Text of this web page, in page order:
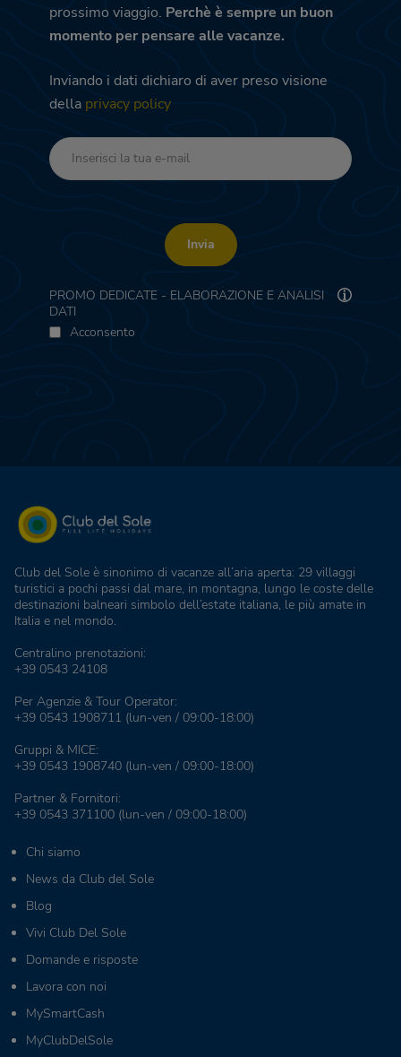
prossimo viaggio. Perchè è sempre un buon
momento per pensare alle vacanze.
Inviando i dati dichiaro di aver preso visione
della privacy policy
Invia
PROMO DEDICATE - ELABORAZIONE E ANALISI
DATI
Acconsento
Club del Sole è sinonimo di vacanze all’aria aperta: 29 villaggi
turistici a pochi passi dal mare, in montagna, lungo le coste delle
destinazioni balneari simbolo dell’estate italiana, le più amate in
Italia e nel mondo.
Centralino prenotazioni:
+39 0543 24108
Per Agenzie & Tour Operator:
+39 0543 1908711 (lun-ven / 09:00-18:00)
Gruppi & MICE:
+39 0543 1908740 (lun-ven / 09:00-18:00)
Partner & Fornitori:
+39 0543 371100 (lun-ven / 09:00-18:00)
Chi siamo
News da Club del Sole
Blog
Vivi Club Del Sole
Domande e risposte
Lavora con noi
MySmartCash
MyClubDelSole